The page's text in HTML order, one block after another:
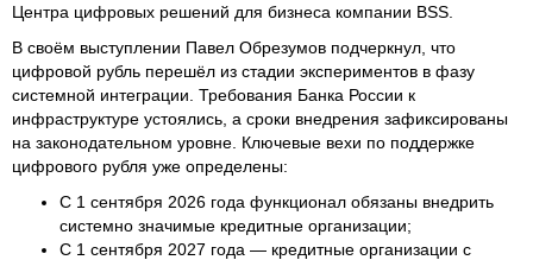
Центра цифровых решений для бизнеса компании BSS.
В своём выступлении Павел Обрезумов подчеркнул, что
цифровой рубль перешёл из стадии экспериментов в фазу
системной интеграции. Требования Банка России к
инфраструктуре устоялись, а сроки внедрения зафиксированы
на законодательном уровне. Ключевые вехи по поддержке
цифрового рубля уже определены:
С 1 сентября 2026 года функционал обязаны внедрить
системно значимые кредитные организации;
С 1 сентября 2027 года — кредитные организации с